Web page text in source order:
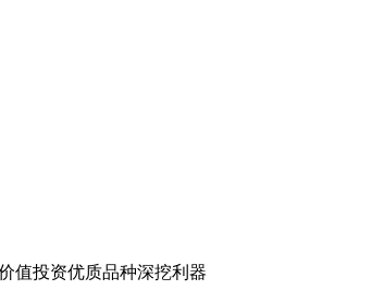
值投资优质品种深挖利器